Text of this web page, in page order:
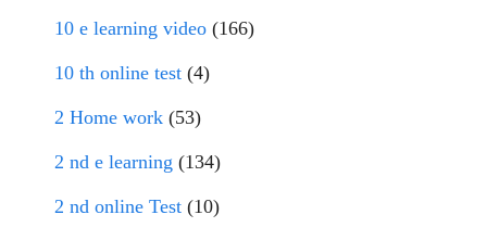
10 e learning video (166)
10 th online test (4)
2 Home work (53)
2 nd e learning (134)
2 nd online Test (10)